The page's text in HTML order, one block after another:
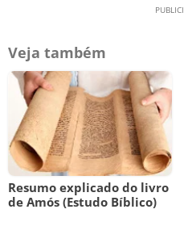
Veja também
Resumo explicado do livro
de Amós (Estudo Bíblico)